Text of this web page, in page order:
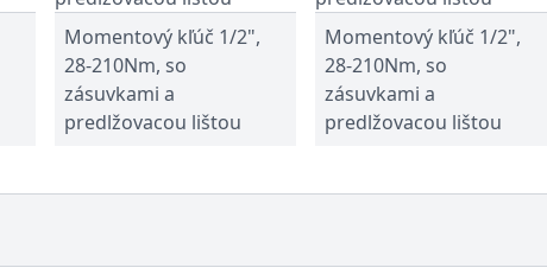
Momentový kľúč 1/2",
28-210Nm, so
zásuvkami a
predlžovacou lištou
Momentový kľúč 1/2",
28-210Nm, so
zásuvkami a
predlžovacou lištou